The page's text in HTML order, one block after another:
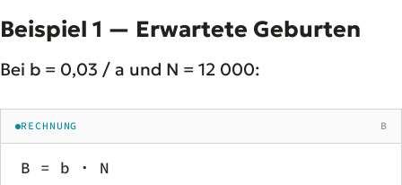
Beispiel 1 — Erwartete Geburten
Bei b = 0,03 / a und N = 12 000:
RECHNUNG B
B = b · N